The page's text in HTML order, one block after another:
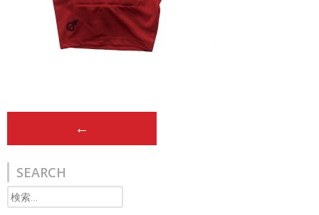
navigation
←
SEARCH
検
索: